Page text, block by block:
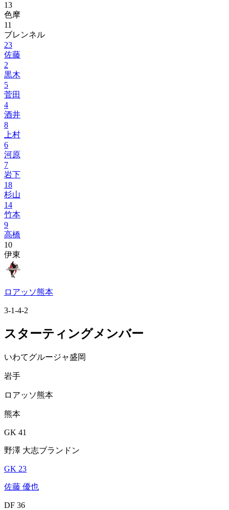
13
色摩
11
ブレンネル
23
佐藤
2
黒木
5
菅田
4
酒井
8
上村
6
河原
7
岩下
18
杉山
14
竹本
9
高橋
10
伊東
ロアッソ熊本
3-1-4-2
スターティングメンバー
いわてグルージャ盛岡
岩手
ロアッソ熊本
熊本
GK 41
野澤 大志ブランドン
GK 23
佐藤 優也
DF 36